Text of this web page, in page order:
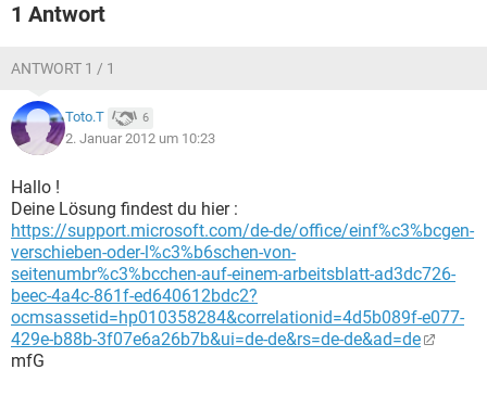
1 Antwort
ANTWORT 1 / 1
Toto.T 6
2. Januar 2012 um 10:23
Hallo !
Deine Lösung findest du hier :
https://support.microsoft.com/de-de/office/einf%c3%bcgen-
verschieben-oder-l%c3%b6schen-von-
seitenumbr%c3%bcchen-auf-einem-arbeitsblatt-ad3dc726-
beec-4a4c-861f-ed640612bdc2?
ocmsassetid=hp010358284&correlationid=4d5b089f-e077-
429e-b88b-3f07e6a26b7b&ui=de-de&rs=de-de&ad=de
mfG